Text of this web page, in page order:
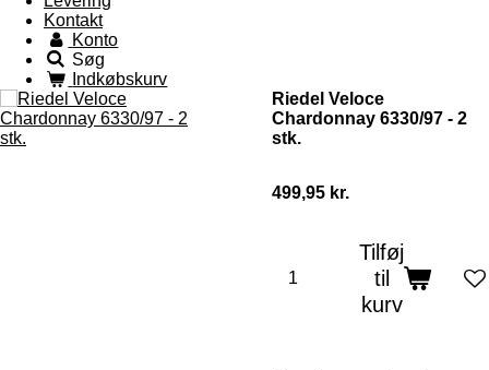
Kontakt
Konto
Søg
Indkøbskurv
Riedel Veloce
Chardonnay 6330/97 - 2
stk.
499,95 kr.
Tilføj
til
kurv